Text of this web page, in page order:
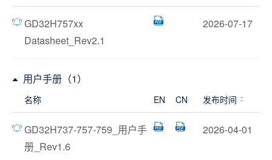
GD32H757xx
Datasheet_Rev2.1
2026-07-17
用户手册（1）
名称 EN CN 发布时间
GD32H737-757-759_用户手
册_Rev1.6
2026-04-01